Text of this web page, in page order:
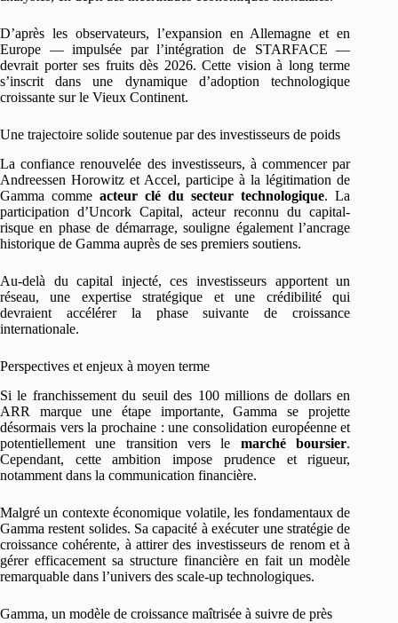
D’après les observateurs, l’expansion en Allemagne et en
Europe — impulsée par l’intégration de STARFACE —
devrait porter ses fruits dès 2026. Cette vision à long terme
s’inscrit dans une dynamique d’adoption technologique
croissante sur le Vieux Continent.
Une trajectoire solide soutenue par des investisseurs de poids
La confiance renouvelée des investisseurs, à commencer par
Andreessen Horowitz et Accel, participe à la légitimation de
Gamma commeacteur clé du secteur technologique. La
participation d’Uncork Capital, acteur reconnu du capital-
risque en phase de démarrage, souligne également l’ancrage
historique de Gamma auprès de ses premiers soutiens.
Au-delà du capital injecté, ces investisseurs apportent un
réseau, une expertise stratégique et une crédibilité qui
devraient accélérer la phase suivante de croissance
internationale.
Perspectives et enjeux à moyen terme
Si le franchissement du seuil des 100 millions de dollars en
ARR marque une étape importante, Gamma se projette
désormais vers la prochaine : une consolidation européenne et
potentiellement une transition vers le marché boursier.
Cependant, cette ambition impose prudence et rigueur,
notamment dans la communication financière.
Malgré un contexte économique volatile, les fondamentaux de
Gamma restent solides. Sa capacité à exécuter une stratégie de
croissance cohérente, à attirer des investisseurs de renom et à
gérer efficacement sa structure financière en fait un modèle
remarquable dans l’univers des scale-up technologiques.
Gamma, un modèle de croissance maîtrisée à suivre de près